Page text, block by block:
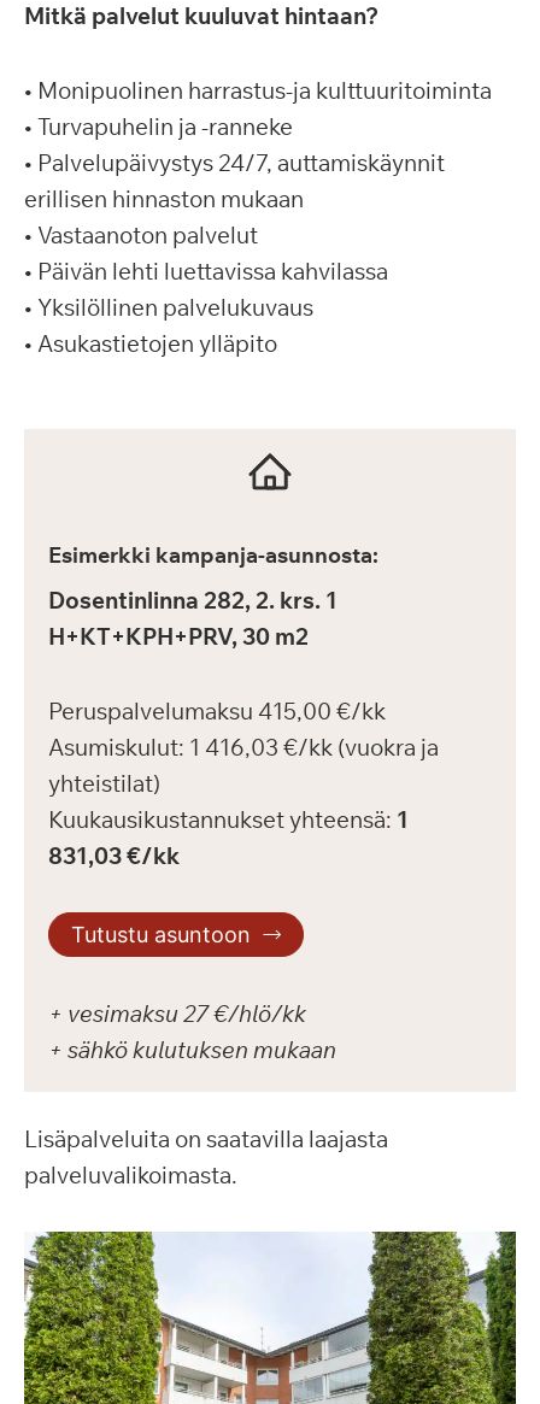
Mitkä palvelut kuuluvat hintaan?
• Monipuolinen harrastus-ja kulttuuritoiminta
• Turvapuhelin ja -ranneke
• Palvelupäivystys 24/7, auttamiskäynnit
erillisen hinnaston mukaan
• Vastaanoton palvelut
• Päivän lehti luettavissa kahvilassa
• Yksilöllinen palvelukuvaus
• Asukastietojen ylläpito
Esimerkki kampanja-asunnosta:
Dosentinlinna 282, 2. krs. 1
H+KT+KPH+PRV, 30 m2
Peruspalvelumaksu 415,00 €/kk
Asumiskulut: 1 416,03 €/kk (vuokra ja
yhteistilat)
Kuukausikustannukset yhteensä: 1
831,03 €/kk
Tutustu asuntoon
+ vesimaksu 27 €/hlö/kk
+ sähkö kulutuksen mukaan
Lisäpalveluita on saatavilla laajasta
palveluvalikoimasta.